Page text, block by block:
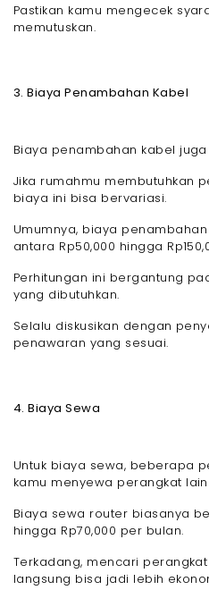
Pastikan kamu mengecek
memutuskan.
3. Biaya Penambahan Kabel
Biaya penambahan kabel
Jika rumahmu membutuhkan
biaya ini bisa bervariasi.
Umumnya, biaya
antara Rp50,000 hingga
Perhitungan ini bergantung
yang dibutuhkan.
Selalu diskusikan dengan
penawaran yang sesuai.
4. Biaya Sewa
Untuk biaya sewa, beberapa
kamu menyewa perangkat
Biaya sewa router biasanya
hingga Rp70,000 per bulan.
Terkadang, mencari
langsung bisa jadi lebih